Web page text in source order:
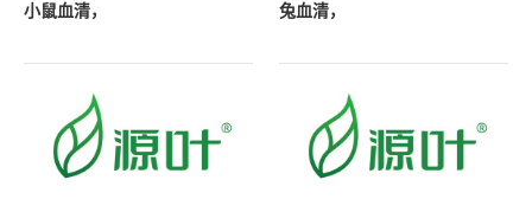
小鼠血清，
兔血清，